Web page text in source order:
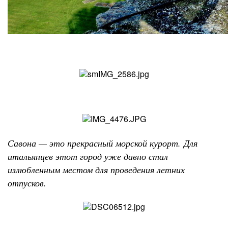
Савона — это прекрасный морской курорт. Для
итальянцев этот город уже давно стал
излюбленным местом для проведения летних
отпусков.